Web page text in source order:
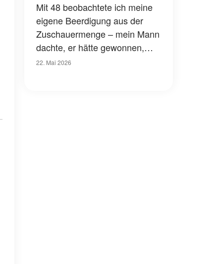
Mit 48 beobachtete ich meine
eigene Beerdigung aus der
Zuschauermenge – mein Mann
dachte, er hätte gewonnen,
aber ich hatte meine Rache
22. Mai 2026